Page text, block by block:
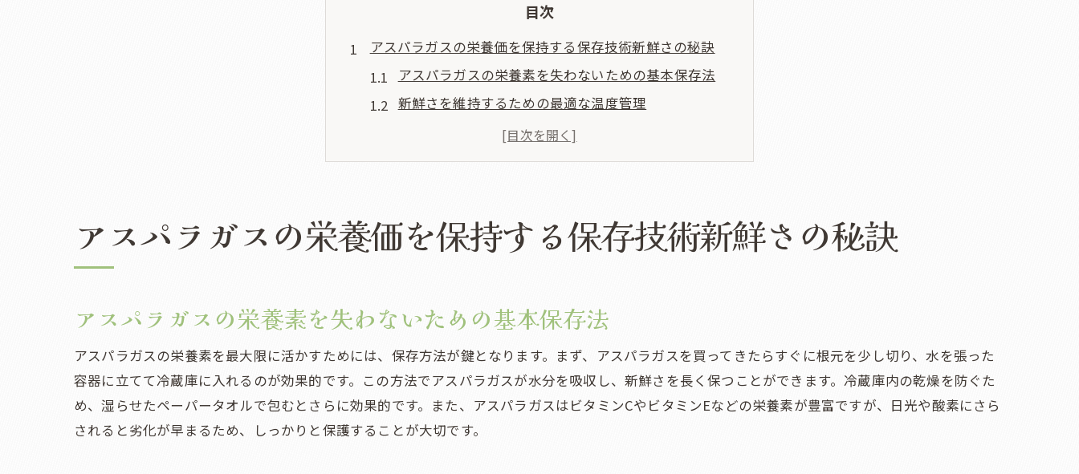
目次
アスパラガスの栄養価を保持する保存技術新鮮さの秘訣
アスパラガスの栄養素を失わないための基本保存法
新鮮さを維持するための最適な温度管理
アスパラガスを長持ちさせる湿度管理の重要性
アスパラガスの鮮度を保つための水分補給テクニック
アスパラガスの賞味期限を延ばす方法徹底ガイド
アスパラガスの劣化を防ぐ密封保存のテクニック
冷蔵保存時に避けるべき温度変化
保存期間を延ばすための適切なカット方法
アスパラガスを冷凍保存する際のステップガイド
アスパラガスの風味を損なわない保存テクニックの重要性
アスパラガスの栄養価を保持する保存技術新鮮さの秘訣
アスパラガスの栄養素を失わないための基本保存法
アスパラガスの栄養素を最大限に活かすためには、保存方法が鍵となります。まず、アスパラガスを買ってきたらすぐに根元を少し切り、水を張った
容器に立てて冷蔵庫に入れるのが効果的です。この方法でアスパラガスが水分を吸収し、新鮮さを長く保つことができます。冷蔵庫内の乾燥を防ぐた
め、湿らせたペーパータオルで包むとさらに効果的です。また、アスパラガスはビタミンCやビタミンEなどの栄養素が豊富ですが、日光や酸素にさら
されると劣化が早まるため、しっかりと保護することが大切です。